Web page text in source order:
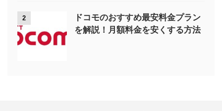
2
ドコモのおすすめ最安料金プラン
を解説！月額料金を安くする方法